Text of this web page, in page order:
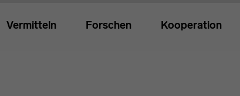
Vermitteln Forschen Kooperation